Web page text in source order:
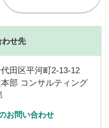
わせ先
田区平河町2-13-12
部 コンサルティング
お問い合わせ